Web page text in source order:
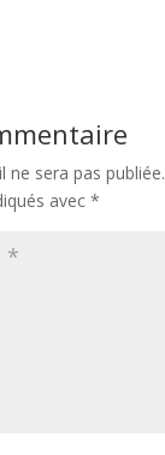
ne sera pas publiée.
avec *